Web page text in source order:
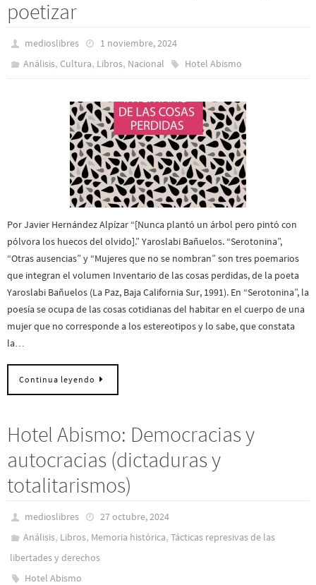
poetizar
medioslibres
1 noviembre, 2024
Análisis,Cultura, Libros, Nacional Hotel Abismo
Por Javier Hernández Alpízar “[Nunca plantó un árbol pero pintó con
pólvora los huecos del olvido].” Yaroslabi Bañuelos. “Serotonina”,
“Otras ausencias” y “Mujeres que no se nombran” son tres poemarios
que integran el volumen Inventario de las cosas perdidas, de la poeta
Yaroslabi Bañuelos (La Paz, Baja California Sur, 1991). En “Serotonina”, la
poesía se ocupa de las cosas cotidianas del habitar en el cuerpo de una
mujer que no corresponde a los estereotipos y lo sabe, que constata
la…
Continua leyendo
Hotel Abismo: Democracias y
autocracias (dictaduras y
totalitarismos)
medioslibres
27 octubre, 2024
Análisis, Libros, Memoria histórica,Tácticas represivas de las
libertades y derechos
Hotel Abismo